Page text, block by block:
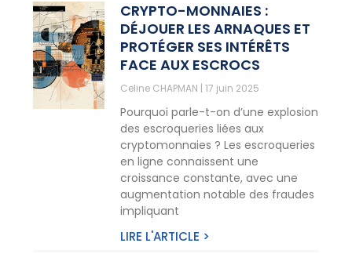
CRYPTO-MONNAIES :
DÉJOUER LES ARNAQUES ET
PROTÉGER SES INTÉRÊTS
FACE AUX ESCROCS
Celine CHAPMAN 17 juin 2025
Pourquoi parle-t-on d’une explosion
des escroqueries liées aux
cryptomonnaies ? Les escroqueries
en ligne connaissent une
croissance constante, avec une
augmentation notable des fraudes
impliquant
LIRE L'ARTICLE >